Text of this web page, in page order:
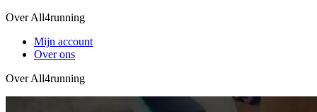
Over All4running
Mijn account
Over ons
Over All4running